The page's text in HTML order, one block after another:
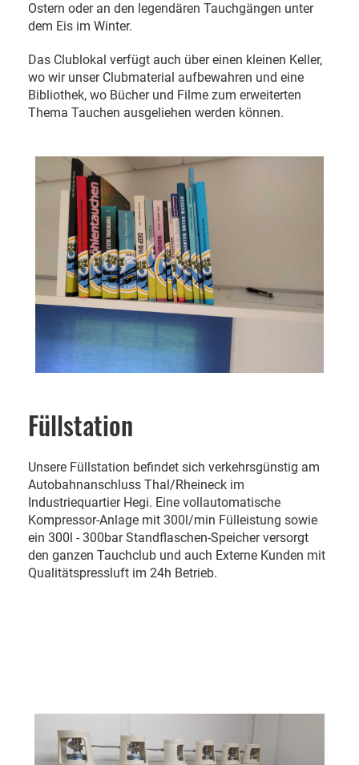
Ostern oder an den legendären Tauchgängen unter
dem Eis im Winter.
Das Clublokal verfügt auch über einen kleinen Keller,
wo wir unser Clubmaterial aufbewahren und eine
Bibliothek, wo Bücher und Filme zum erweiterten
Thema Tauchen ausgeliehen werden können.
Füllstation
Unsere Füllstation befindet sich verkehrsgünstig am
Autobahnanschluss Thal/Rheineck im
Industriequartier Hegi. Eine vollautomatische
Kompressor-Anlage mit 300l/min Fülleistung sowie
ein 300l - 300bar Standflaschen-Speicher versorgt
den ganzen Tauchclub und auch Externe Kunden mit
Qualitätspressluft im 24h Betrieb.